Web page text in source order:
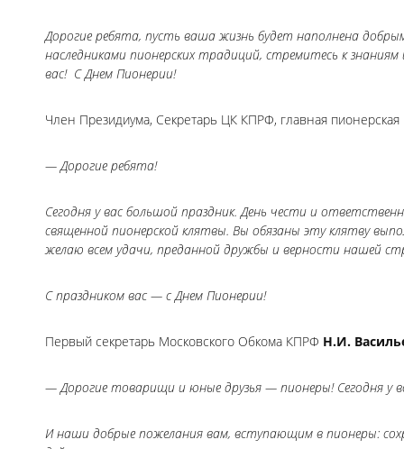
Дорогие ребята, пусть ваша жизнь будет наполнена
наследниками пионерских традиций, стремитесь к
вас! С Днем Пионерии!
Член Президиума, Секретарь ЦК КПРФ, главная
— Дорогие ребята!
Сегодня у вас большой праздник. День чести и
священной пионерской клятвы. Вы обязаны эту клятву
желаю всем удачи, преданной дружбы и верности нашей
С праздником вас — с Днем Пионерии!
Первый секретарь Московского Обкома КПРФ Н.И.
— Дорогие товарищи и юные друзья — пионеры! Сегодня у
И наши добрые пожелания вам, вступающим в пионеры: